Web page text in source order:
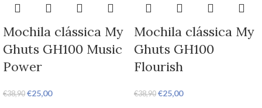
Mochila clássica My
Ghuts GH100 Music
Power
€38,90 €25,00
Mochila clássica My
Ghuts GH100
Flourish
€38,90 €25,00